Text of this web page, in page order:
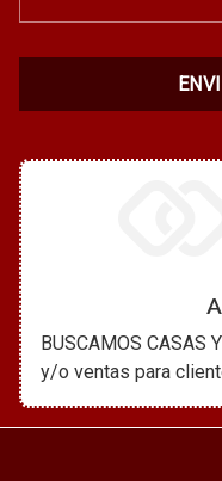
BUSCAMOS CASAS
y/o ventas para